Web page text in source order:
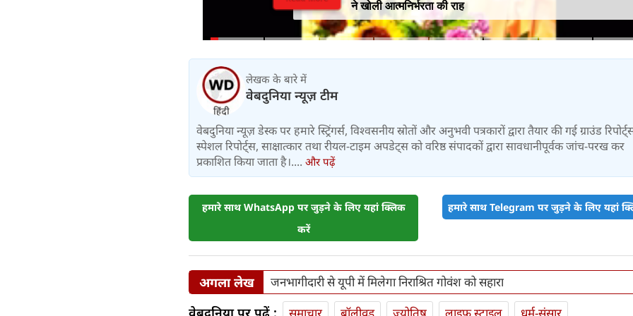
ने खोली आत्मनिर्भरता की राह
लेखक के बारे में
वेबदुनिया न्यूज़ टीम
वेबदुनिया न्यूज़ डेस्क पर हमारे स्ट्रिंगर्स, विश्वसनीय स्रोतों और अनुभवी पत्रकारों द्वारा तैयार की गई ग्राउंड
स्पेशल रिपोर्ट्स, साक्षात्कार तथा रीयल-टाइम अपडेट्स को वरिष्ठ संपादकों द्वारा सावधानीपूर्वक जांच-परख कर
प्रकाशित किया जाता है।.... और पढ़ें
हमारे साथ WhatsApp पर जुड़ने के लिए यहां क्लिक
करें
हमारे साथ Telegram पर जुड़ने के लिए यहां
अगला लेख जनभागीदारी से यूपी में मिलेगा निराश्रित गोवंश को सहारा